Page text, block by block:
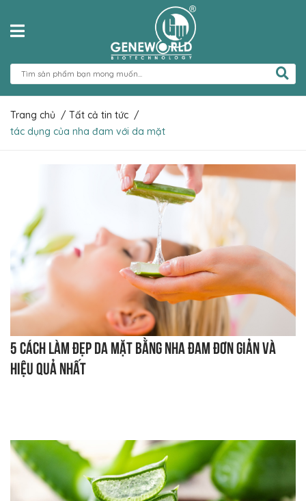
Trang chủ / Tất cả tin tức /
tác dụng của nha đam với da mặt
5 cách làm đẹp da mặt bằng nha đam đơn giản và
hiệu quả nhất